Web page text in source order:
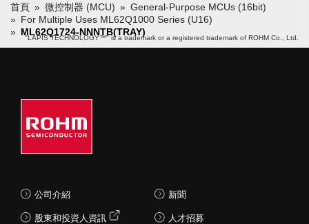
"LAPIS TECHNOLOGY™" is a trademark or a registered trademark of ROHM Co., Ltd.
首頁 微控制器 (MCU)
General-Purpose MCUs (16bit)
For Multiple Uses ML62Q1000 Series (U16)
ML62Q1724-NNNTB(TRAY)
公司介紹
股東和投資人資訊
新聞
人才招募